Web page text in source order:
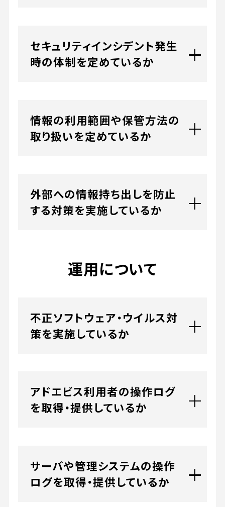
セキュリティインシデント発生
時の体制を定めているか
情報の利用範囲や保管方法の
取り扱いを定めているか
外部への情報持ち出しを防止
する対策を実施しているか
運用について
不正ソフトウェア・ウイルス対
策を実施しているか
アドエビス利用者の操作ログ
を取得・提供しているか
サーバや管理システムの操作
ログを取得・提供しているか